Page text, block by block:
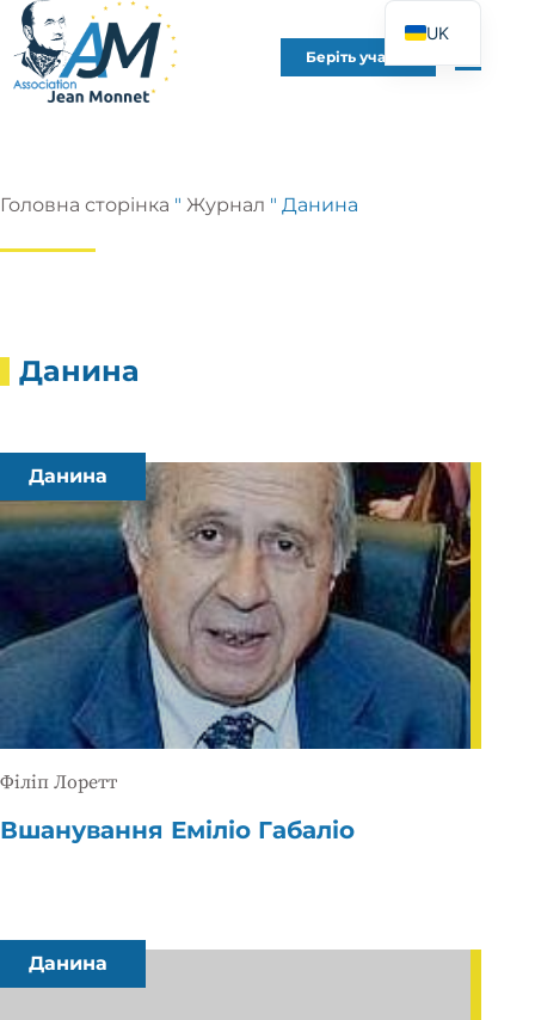
Беріть участь
Головна сторінка " Журнал " Данина
Данина
Данина
Філіп Лоретт
Вшанування Еміліо Габаліо
Данина
UK
FR